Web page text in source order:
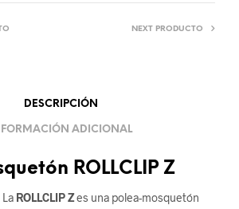
NEXT PRODUCTO
DESCRIPCIÓN
ADICIONAL
ROLLCLIP Z
La ROLLCLIP Zes una polea-mosquetón